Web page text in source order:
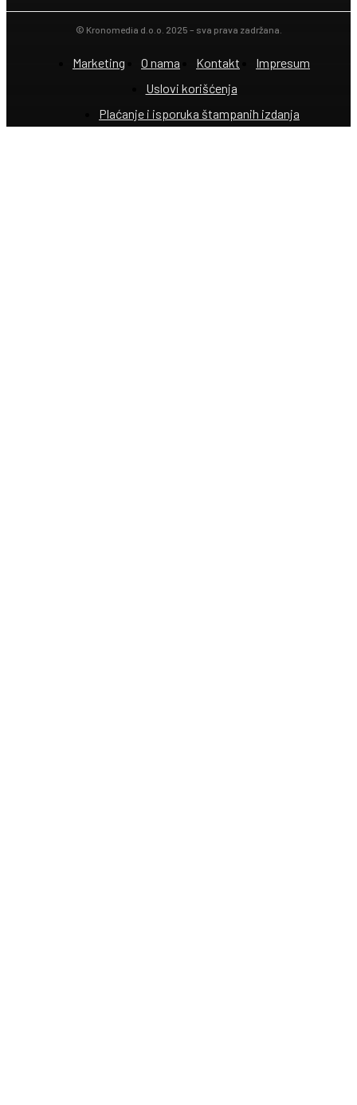
© Kronomedia d.o.o. 2025 – sva prava zadržana.
Marketing O nama Kontakt
Impresum
Uslovi korišćenja
Plaćanje i isporuka štampanih izdanja